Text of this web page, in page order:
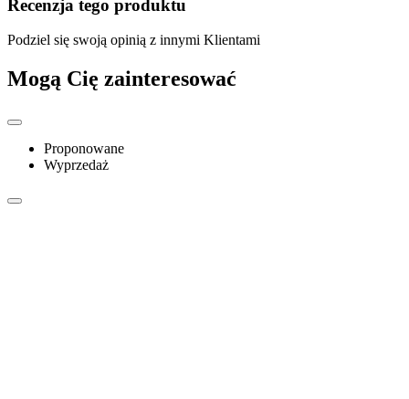
Recenzja tego produktu
Podziel się swoją opinią z innymi Klientami
Mogą Cię zainteresować
Proponowane
Wyprzedaż